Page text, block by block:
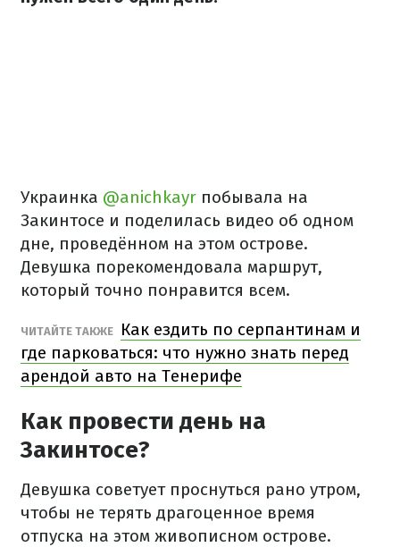
Украинка @anichkayr побывала на
Закинтосе и поделилась видео об одном
дне, проведённом на этом острове.
Девушка порекомендовала маршрут,
который точно понравится всем.
ЧИТАЙТЕ ТАКЖЕ
Как ездить по серпантинам и
где парковаться: что нужно знать перед
арендой авто на Тенерифе
Как провести день на
Закинтосе?
Девушка советует проснуться рано утром,
чтобы не терять драгоценное время
отпуска на этом живописном острове.